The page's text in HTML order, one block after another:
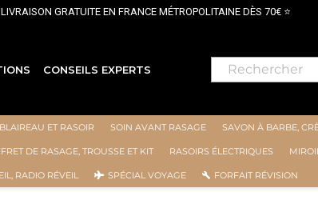
LIVRAISON GRATUITE EN FRANCE MÉTROPOLITAINE DÈS 70€ ⭐
CONSEILS EXPERTS
ET RASOIR SOIN AVANT RASAGE SAVON À BARBE,
DE RASAGE, TROUSSE ET KIT RASOIRS ÉLECTRIQUES
RADIO RÉVEIL SPÉCIAL VOYAGE FORFAIT RÉVISION